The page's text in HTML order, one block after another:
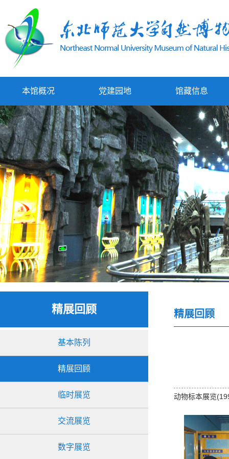
本馆概况 党建园地 馆藏信息
精展回顾
基本陈列
精展回顾
临时展览
交流展览
数字展览
精展回顾
动物标本展览